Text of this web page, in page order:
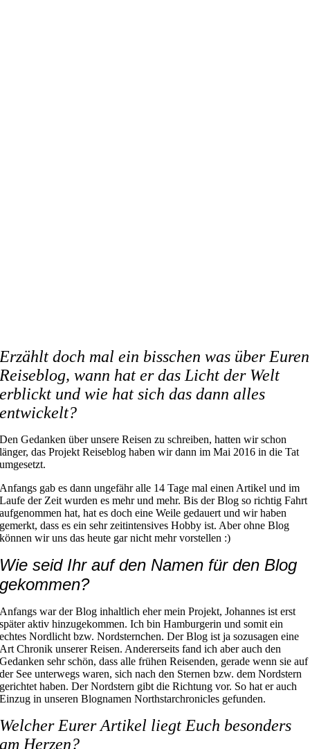
Erzählt doch mal ein bisschen was über Euren
Reiseblog, wann hat er das Licht der Welt
erblickt und wie hat sich das dann alles
entwickelt?
Den Gedanken über unsere Reisen zu schreiben, hatten wir schon
länger, das Projekt Reiseblog haben wir dann im Mai 2016 in die Tat
umgesetzt.
Anfangs gab es dann ungefähr alle 14 Tage mal einen Artikel und im
Laufe der Zeit wurden es mehr und mehr. Bis der Blog so richtig Fahrt
aufgenommen hat, hat es doch eine Weile gedauert und wir haben
gemerkt, dass es ein sehr zeitintensives Hobby ist. Aber ohne Blog
können wir uns das heute gar nicht mehr vorstellen :)
Wie seid Ihr auf den Namen für den Blog
gekommen?
Anfangs war der Blog inhaltlich eher mein Projekt, Johannes ist erst
später aktiv hinzugekommen. Ich bin Hamburgerin und somit ein
echtes Nordlicht bzw. Nordsternchen. Der Blog ist ja sozusagen eine
Art Chronik unserer Reisen. Andererseits fand ich aber auch den
Gedanken sehr schön, dass alle frühen Reisenden, gerade wenn sie auf
der See unterwegs waren, sich nach den Sternen bzw. dem Nordstern
gerichtet haben. Der Nordstern gibt die Richtung vor. So hat er auch
Einzug in unseren Blognamen Northstarchronicles gefunden.
Welcher Eurer Artikel liegt Euch besonders
am Herzen?